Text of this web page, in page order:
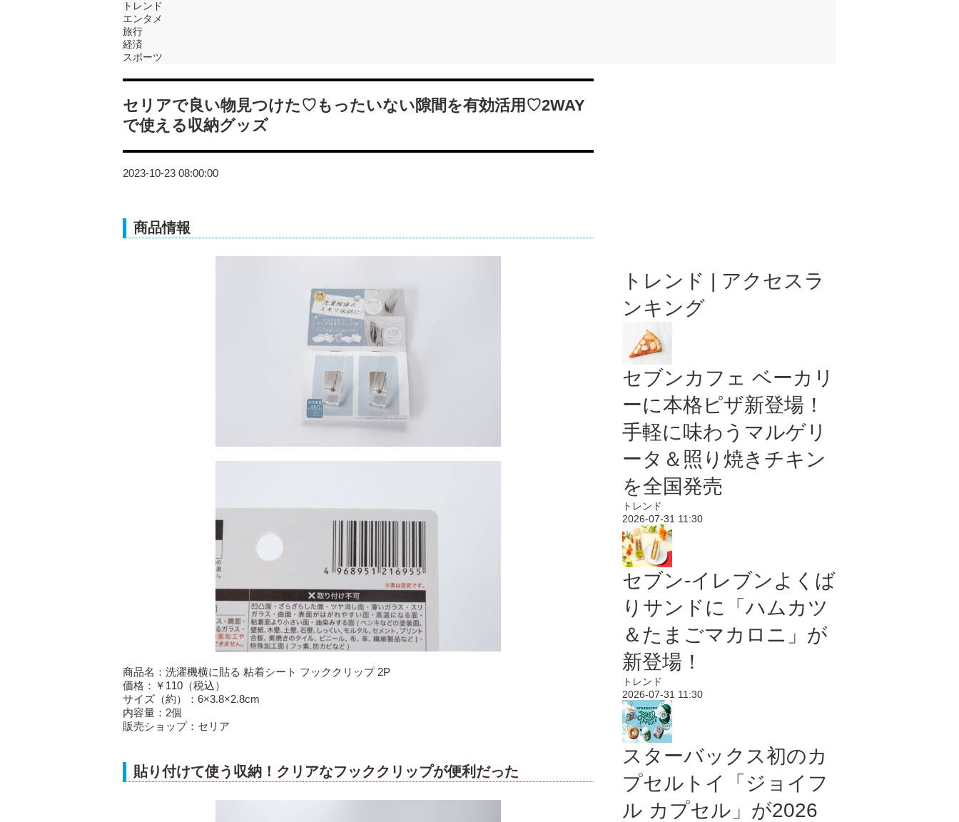
トレンド
エンタメ
旅行
経済
スポーツ
セリアで良い物見つけた♡もったいない隙間を有効活用♡2WAY
で使える収納グッズ
2023-10-23 08:00:00
商品情報
商品名：洗濯機横に貼る 粘着シート フッククリップ 2P
価格：￥110（税込）
サイズ（約）：6×3.8×2.8cm
内容量：2個
販売ショップ：セリア
貼り付けて使う収納！クリアなフッククリップが便利だった
トレンド | アクセスラ
ンキング
セブンカフェ ベーカリ
ーに本格ピザ新登場！
手軽に味わうマルゲリ
ータ＆照り焼きチキン
を全国発売
トレンド
2026-07-31 11:30
セブン‐イレブンよくば
りサンドに「ハムカツ
＆たまごマカロニ」が
新登場！
トレンド
2026-07-31 11:30
スターバックス初のカ
プセルトイ「ジョイフ
ル カプセル」が2026